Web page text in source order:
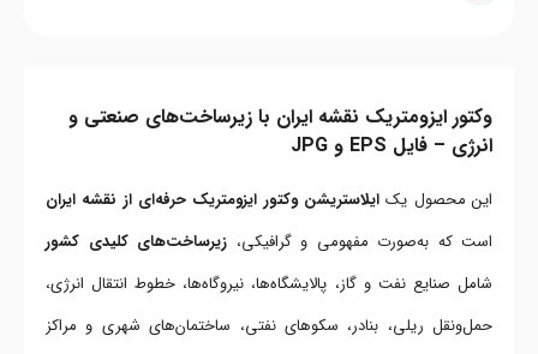
وکتور ایزومتریک نقشه ایران با زیرساخت‌های صنعتی و
انرژی – فایل EPS و JPG
این محصول یک ایلاستریشن وکتور ایزومتریک حرفه‌ای از نقشه ایران
است که به‌صورت مفهومی و گرافیکی، زیرساخت‌های کلیدی کشور
شامل صنایع نفت و گاز، پالایشگاه‌ها، نیروگاه‌ها، خطوط انتقال انرژی،
حمل‌ونقل ریلی، بنادر، سکوهای نفتی، ساختمان‌های شهری و مراکز